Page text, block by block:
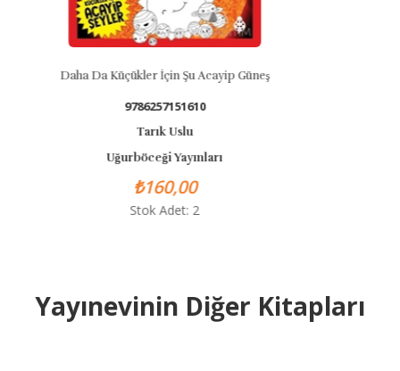
Güneş Daha Da Küçükler İçin Şu
Yayınevinin Diğer Kitapları